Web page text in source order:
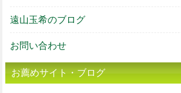
遠山玉希のブログ
お問い合わせ
お薦めサイト・ブログ